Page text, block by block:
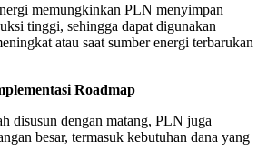
memungkinkan PLN menyimpan
tinggi, sehingga dapat digunakan
atau saat sumber energi terbarukan
Roadmap
disusun dengan matang, PLN juga
besar, termasuk kebutuhan dana yang